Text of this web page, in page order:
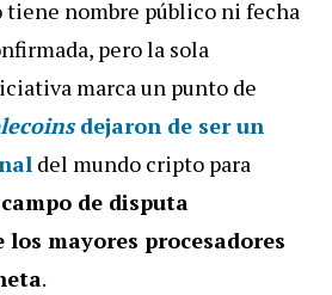
tiene nombre público ni fecha
pero la sola
marca un punto de
dejaron de ser un
del mundo cripto para
de disputa
mayores procesadores
.